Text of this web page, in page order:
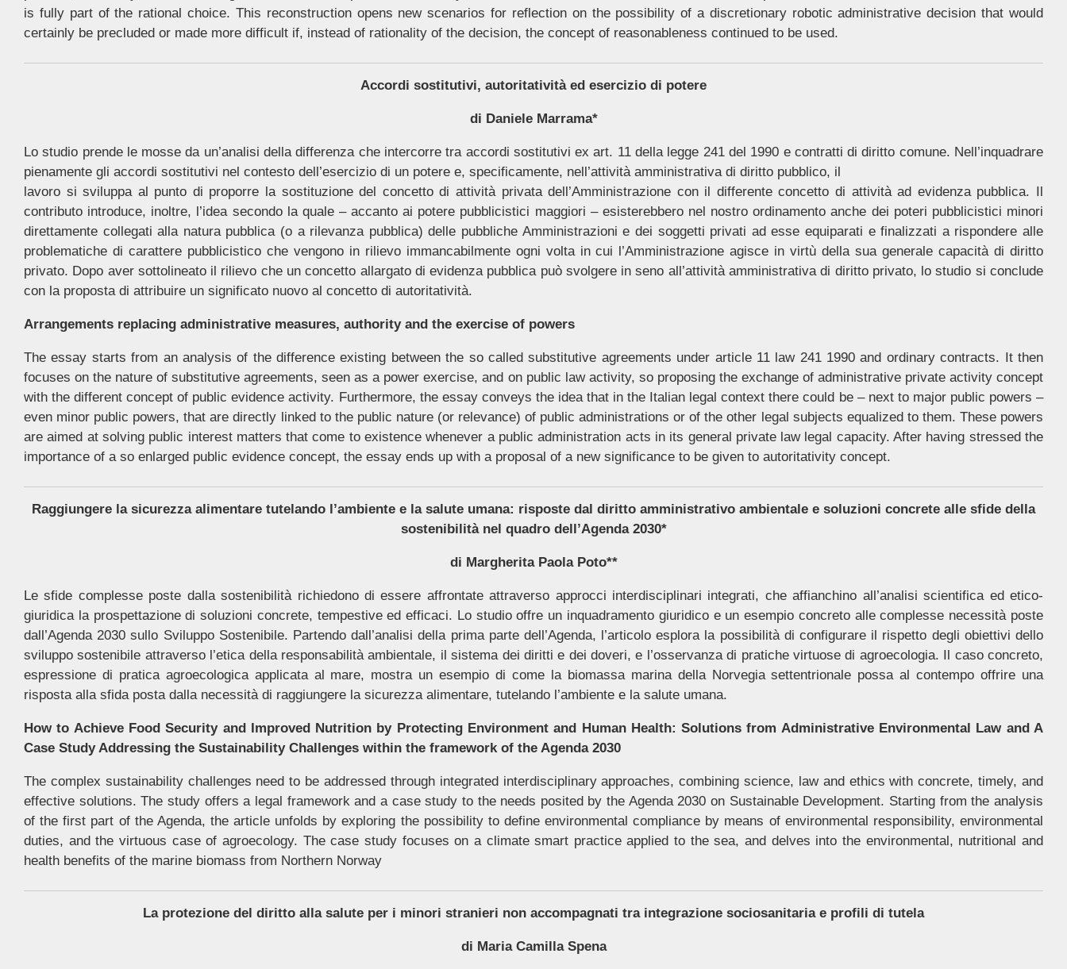
is fully part of the rational choice. This reconstruction opens new scenarios for reflection on the possibility of a discretionary robotic administrative decision that would
certainly be precluded or made more difficult if, instead of rationality of the decision, the concept of reasonableness continued to be used.
Accordi sostitutivi, autoritatività ed esercizio di potere
di Daniele Marrama*
Lo studio prende le mosse da un’analisi della differenza che intercorre tra accordi sostitutivi ex art. 11 della legge 241 del 1990 e contratti di diritto comune. Nell’inquadrare
pienamente gli accordi sostitutivi nel contesto dell’esercizio di un potere e, specificamente, nell’attività amministrativa di diritto pubblico, il
lavoro si sviluppa al punto di proporre la sostituzione del concetto di attività privata dell’Amministrazione con il differente concetto di attività ad evidenza pubblica. Il
contributo introduce, inoltre, l’idea secondo la quale – accanto ai potere pubblicistici maggiori – esisterebbero nel nostro ordinamento anche dei poteri pubblicistici minori
direttamente collegati alla natura pubblica (o a rilevanza pubblica) delle pubbliche Amministrazioni e dei soggetti privati ad esse equiparati e finalizzati a rispondere alle
problematiche di carattere pubblicistico che vengono in rilievo immancabilmente ogni volta in cui l’Amministrazione agisce in virtù della sua generale capacità di diritto
privato. Dopo aver sottolineato il rilievo che un concetto allargato di evidenza pubblica può svolgere in seno all’attività amministrativa di diritto privato, lo studio si conclude
con la proposta di attribuire un significato nuovo al concetto di autoritatività.
Arrangements replacing administrative measures, authority and the exercise of powers
The essay starts from an analysis of the difference existing between the so called substitutive agreements under article 11 law 241 1990 and ordinary contracts. It then
focuses on the nature of substitutive agreements, seen as a power exercise, and on public law activity, so proposing the exchange of administrative private activity concept
with the different concept of public evidence activity. Furthermore, the essay conveys the idea that in the Italian legal context there could be – next to major public powers –
even minor public powers, that are directly linked to the public nature (or relevance) of public administrations or of the other legal subjects equalized to them. These powers
are aimed at solving public interest matters that come to existence whenever a public administration acts in its general private law legal capacity. After having stressed the
importance of a so enlarged public evidence concept, the essay ends up with a proposal of a new significance to be given to autoritativity concept.
Raggiungere la sicurezza alimentare tutelando l’ambiente e la salute umana: risposte dal diritto amministrativo ambientale e soluzioni concrete alle sfide della
sostenibilità nel quadro dell’Agenda 2030*
di Margherita Paola Poto**
Le sfide complesse poste dalla sostenibilità richiedono di essere affrontate attraverso approcci interdisciplinari integrati, che affianchino all’analisi scientifica ed etico-
giuridica la prospettazione di soluzioni concrete, tempestive ed efficaci. Lo studio offre un inquadramento giuridico e un esempio concreto alle complesse necessità poste
dall’Agenda 2030 sullo Sviluppo Sostenibile. Partendo dall’analisi della prima parte dell’Agenda, l’articolo esplora la possibilità di configurare il rispetto degli obiettivi dello
sviluppo sostenibile attraverso l’etica della responsabilità ambientale, il sistema dei diritti e dei doveri, e l’osservanza di pratiche virtuose di agroecologia. Il caso concreto,
espressione di pratica agroecologica applicata al mare, mostra un esempio di come la biomassa marina della Norvegia settentrionale possa al contempo offrire una
risposta alla sfida posta dalla necessità di raggiungere la sicurezza alimentare, tutelando l’ambiente e la salute umana.
How to Achieve Food Security and Improved Nutrition by Protecting Environment and Human Health: Solutions from Administrative Environmental Law and A
Case Study Addressing the Sustainability Challenges within the framework of the Agenda 2030
The complex sustainability challenges need to be addressed through integrated interdisciplinary approaches, combining science, law and ethics with concrete, timely, and
effective solutions. The study offers a legal framework and a case study to the needs posited by the Agenda 2030 on Sustainable Development. Starting from the analysis
of the first part of the Agenda, the article unfolds by exploring the possibility to define environmental compliance by means of environmental responsibility, environmental
duties, and the virtuous case of agroecology. The case study focuses on a climate smart practice applied to the sea, and delves into the environmental, nutritional and
health benefits of the marine biomass from Northern Norway
La protezione del diritto alla salute per i minori stranieri non accompagnati tra integrazione sociosanitaria e profili di tutela
di Maria Camilla Spena